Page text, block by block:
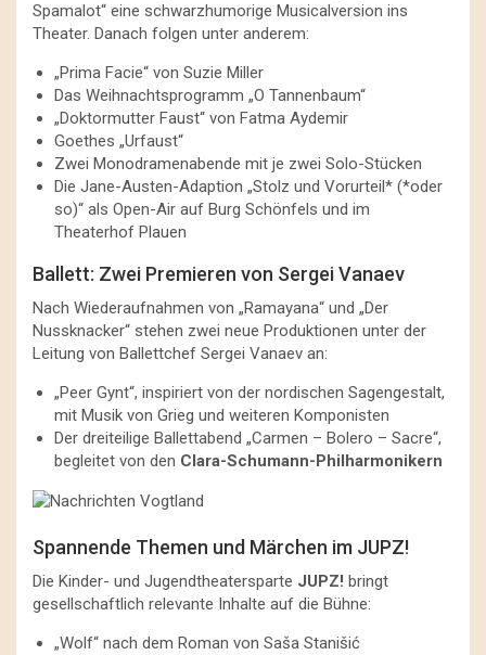
Spamalot“ eine schwarzhumorige Musicalversion ins
Theater. Danach folgen unter anderem:
„Prima Facie“ von Suzie Miller
Das Weihnachtsprogramm „O Tannenbaum“
„Doktormutter Faust“ von Fatma Aydemir
Goethes „Urfaust“
Zwei Monodramenabende mit je zwei Solo-Stücken
Die Jane-Austen-Adaption „Stolz und Vorurteil* (*oder
so)“ als Open-Air auf Burg Schönfels und im
Theaterhof Plauen
Ballett: Zwei Premieren von Sergei Vanaev
Nach Wiederaufnahmen von „Ramayana“ und „Der
Nussknacker“ stehen zwei neue Produktionen unter der
Leitung von Ballettchef Sergei Vanaev an:
„Peer Gynt“, inspiriert von der nordischen Sagengestalt,
mit Musik von Grieg und weiteren Komponisten
Der dreiteilige Ballettabend „Carmen – Bolero – Sacre“,
begleitet von den Clara-Schumann-Philharmonikern
Spannende Themen und Märchen im JUPZ!
Die Kinder- und Jugendtheatersparte JUPZ! bringt
gesellschaftlich relevante Inhalte auf die Bühne:
„Wolf“ nach dem Roman von Saša Stanišić